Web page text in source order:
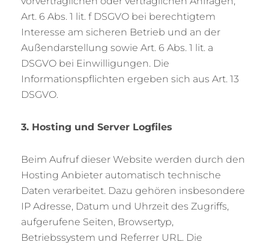
Art. 6 Abs. 1 lit. f DSGVO bei berechtigtem
Interesse am sicheren Betrieb und an der
Außendarstellung sowie Art. 6 Abs. 1 lit. a
DSGVO bei Einwilligungen. Die
Informationspflichten ergeben sich aus Art. 13
DSGVO.
3. Hosting und Server Logfiles
Beim Aufruf dieser Website werden durch den
Hosting Anbieter automatisch technische
Daten verarbeitet. Dazu gehören insbesondere
IP Adresse, Datum und Uhrzeit des Zugriffs,
aufgerufene Seiten, Browsertyp,
Betriebssystem und Referrer URL. Die